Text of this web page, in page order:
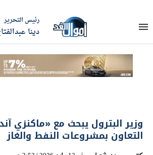
رئيس التحرير
دينا
وزير البترول يبحث مع «ماكنزي
التعاون بمشروعات النفط والغاز